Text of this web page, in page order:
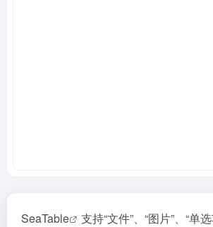
SeaTable
支持“文件”、“图片”、“单选